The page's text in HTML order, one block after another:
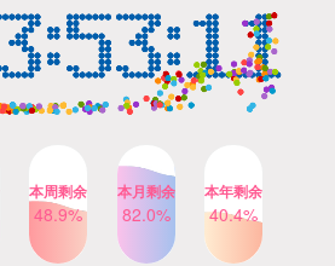
3个月前 420人已阅读
清华帅爸数学思维（抖音）|
小学+初中课程视频合集
乐乐课堂小学奥数1-6年级
动画课程715集+配套练习册
高清PDF
6个月前 412人已阅读
本周剩余
48.9%
本月剩余
82.0%
本年剩余
40.4%